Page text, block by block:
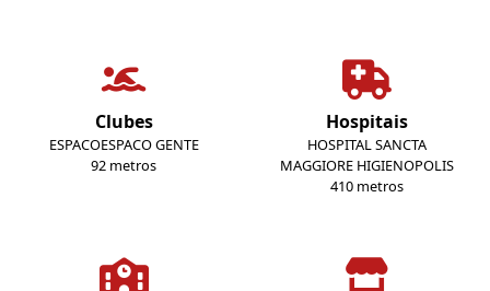
Clubes
ESPACOESPACO GENTE
92 metros
Hospitais
HOSPITAL SANCTA
MAGGIORE HIGIENOPOLIS
410 metros